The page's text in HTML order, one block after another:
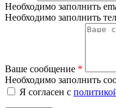
Необходимо заполнить
Необходимо заполнить
Ваше сообщение *
Необходимо заполнить
Я согласен с